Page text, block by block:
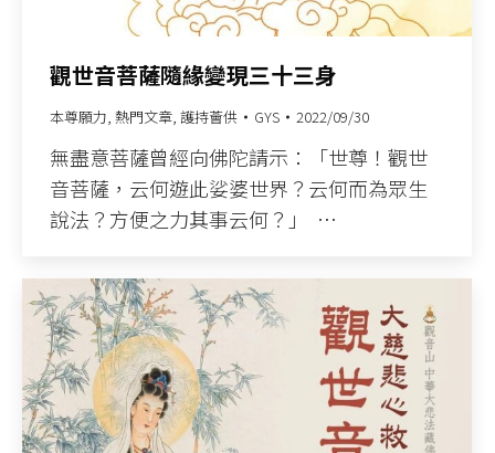
觀世音菩薩隨緣變現三十三身
本尊願力, 熱門文章, 護持薈供 GYS 2022/09/30
無盡意菩薩曾經向佛陀請示：「世尊！觀世
音菩薩，云何遊此娑婆世界？云何而為眾生
說法？方便之力其事云何？」 ​ ​…